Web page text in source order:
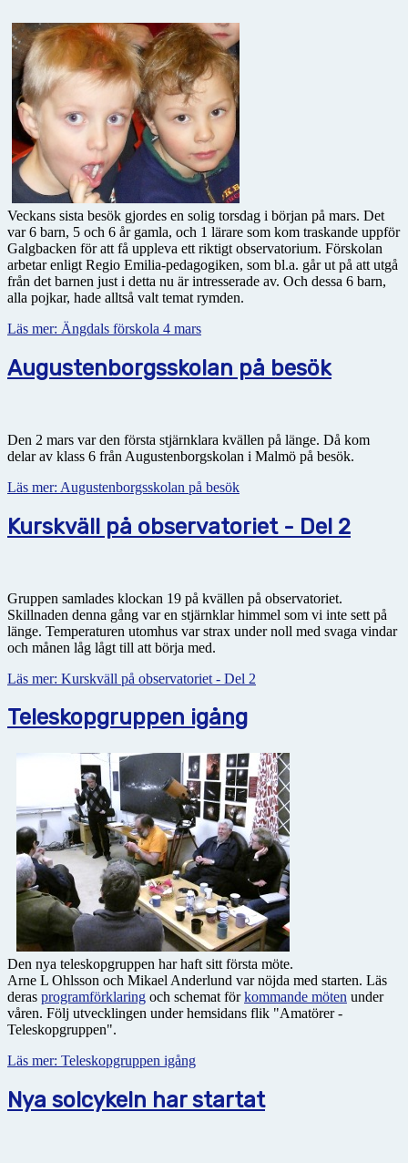
Veckans sista besök gjordes en solig torsdag i början på mars. Det
var 6 barn, 5 och 6 år gamla, och 1 lärare som kom traskande uppför
Galgbacken för att få uppleva ett riktigt observatorium. Förskolan
arbetar enligt Regio Emilia-pedagogiken, som bl.a. går ut på att utgå
från det barnen just i detta nu är intresserade av. Och dessa 6 barn,
alla pojkar, hade alltså valt temat rymden.
Läs mer: Ängdals förskola 4 mars
Augustenborgsskolan på besök
Den 2 mars var den första stjärnklara kvällen på länge. Då kom
delar av klass 6 från Augustenborgskolan i Malmö på besök.
Läs mer: Augustenborgsskolan på besök
Kurskväll på observatoriet - Del 2
Gruppen samlades klockan 19 på kvällen på observatoriet.
Skillnaden denna gång var en stjärnklar himmel som vi inte sett på
länge. Temperaturen utomhus var strax under noll med svaga vindar
och månen låg lågt till att börja med.
Läs mer: Kurskväll på observatoriet - Del 2
Teleskopgruppen igång
Den nya teleskopgruppen har haft sitt första möte.
Arne L Ohlsson och Mikael Anderlund var nöjda med starten. Läs
deras programförklaring och schemat förkommande möten under
våren. Följ utvecklingen under hemsidans flik "Amatörer -
Teleskopgruppen".
Läs mer: Teleskopgruppen igång
Nya solcykeln har startat